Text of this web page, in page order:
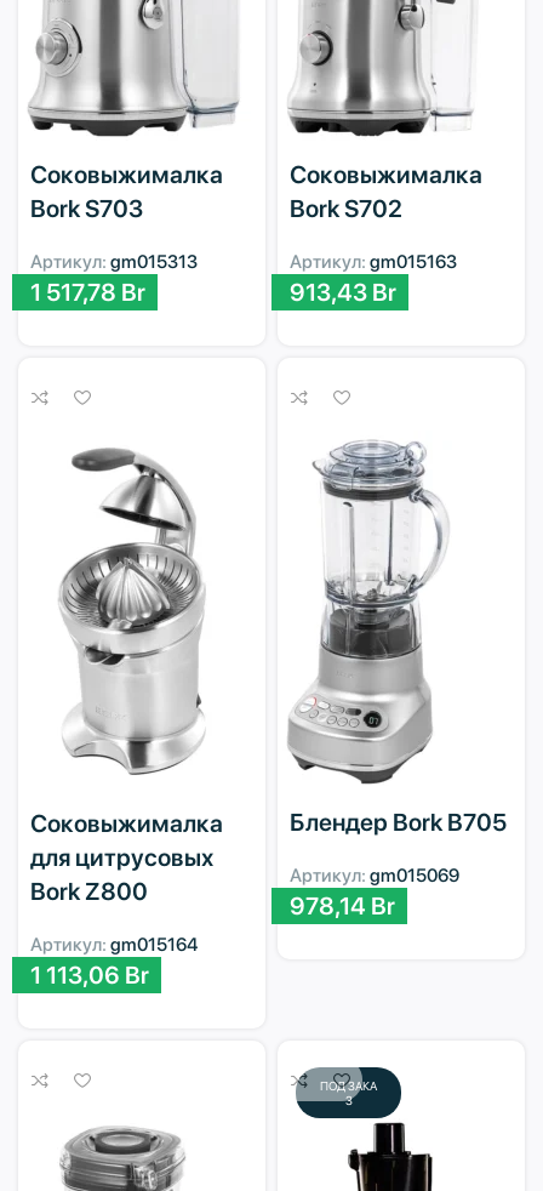
Соковыжималка
Bork S703
Артикул: gm015313
1 517,78 Br
Соковыжималка
Bork S702
Артикул: gm015163
913,43 Br
Соковыжималка
для цитрусовых
Bork Z800
Артикул: gm015164
1 113,06 Br
Блендер Bork B705
Артикул: gm015069
978,14 Br
ПОД ЗАКА
З